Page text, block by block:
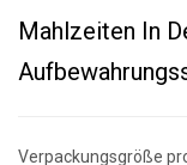
Mahlzeiten In
Verpackungsgröße